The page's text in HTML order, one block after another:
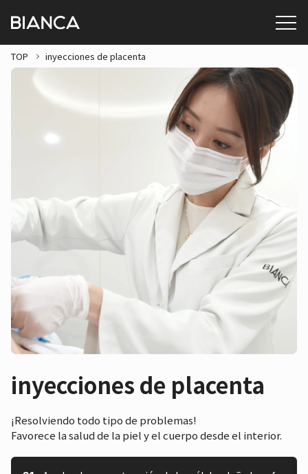
TOP inyecciones de placenta
inyecciones de placenta
¡Resolviendo todo tipo de problemas!
Favorece la salud de la piel y el cuerpo desde el interior.